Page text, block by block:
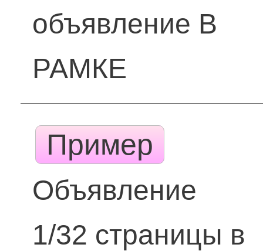
объявление В
РАМКЕ
Пример
Объявление
1/32 страницы в